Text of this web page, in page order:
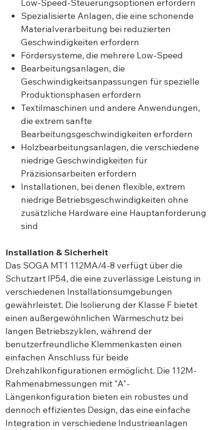
Low-Speed-Steuerungsoptionen erfordern
Spezialisierte Anlagen, die eine schonende
Materialverarbeitung bei reduzierten
Geschwindigkeiten erfordern
Fördersysteme, die mehrere Low-Speed
Bearbeitungsanlagen, die
Geschwindigkeitsanpassungen für spezielle
Produktionsphasen erfordern
Textilmaschinen und andere Anwendungen,
die extrem sanfte
Bearbeitungsgeschwindigkeiten erfordern
Holzbearbeitungsanlagen, die verschiedene
niedrige Geschwindigkeiten für
Präzisionsarbeiten erfordern
Installationen, bei denen flexible, extrem
niedrige Betriebsgeschwindigkeiten ohne
zusätzliche Hardware eine Hauptanforderung
sind
Installation & Sicherheit
Das SOGA MT1 112MA/4-8 verfügt über die
Schutzart IP54, die eine zuverlässige Leistung in
verschiedenen Installationsumgebungen
gewährleistet. Die Isolierung der Klasse F bietet
einen außergewöhnlichen Wärmeschutz bei
langen Betriebszyklen, während der
benutzerfreundliche Klemmenkasten einen
einfachen Anschluss für beide
Drehzahlkonfigurationen ermöglicht. Die 112M-
Rahmenabmessungen mit "A"-
Längenkonfiguration bieten ein robustes und
dennoch effizientes Design, das eine einfache
Integration in verschiedene Industrieanlagen